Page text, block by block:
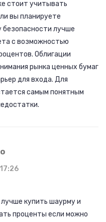
стоит учитывать
вы планируете
безопасности лучше
с возможностью
Облигации
рынка ценных бумаг
для входа. Для
самым понятным
купить шаурму и
проценты если можно